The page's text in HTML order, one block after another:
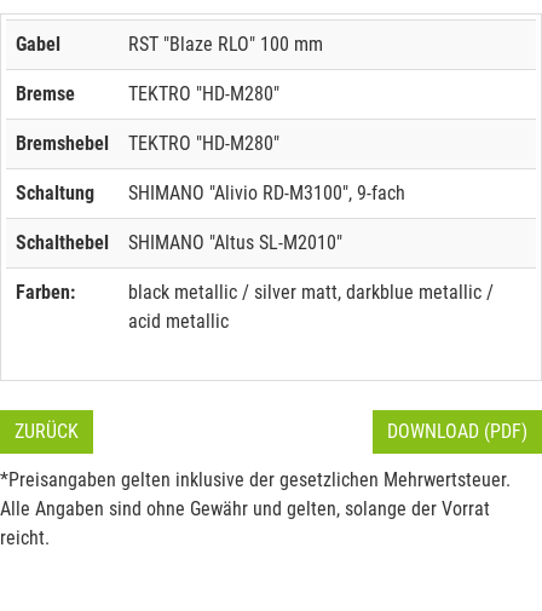
Gabel RST "Blaze RLO" 100 mm
Bremse TEKTRO "HD-M280"
Bremshebel TEKTRO "HD-M280"
Schaltung SHIMANO "Alivio RD-M3100", 9-fach
Schalthebel SHIMANO "Altus SL-M2010"
Farben:
black metallic / silver matt, darkblue metallic /
acid metallic
ZURÜCK DOWNLOAD (PDF)
*Preisangaben gelten inklusive der gesetzlichen Mehrwertsteuer.
Alle Angaben sind ohne Gewähr und gelten, solange der Vorrat
reicht.